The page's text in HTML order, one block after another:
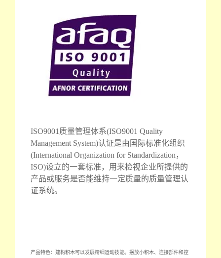
ISO9001质量管理体系(ISO9001 Quality
Management System)认证是由国际标准化组织
(International Organization for Standardization，
ISO)设立的一套标准，用来检视企业所提供的
产品或服务是否能维持一定质量的质量管理认
证系统。
产品特色：建构积木可以发展精细运动技能。摆放小积木、连接部件和控